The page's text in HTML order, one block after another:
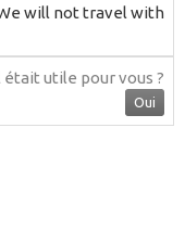
will not travel with
était utile pour vous ?
Oui